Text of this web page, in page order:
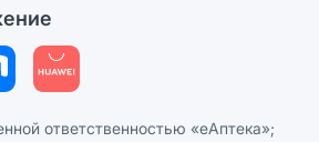
обработки персональных данных
ответственностью «еАптека»;